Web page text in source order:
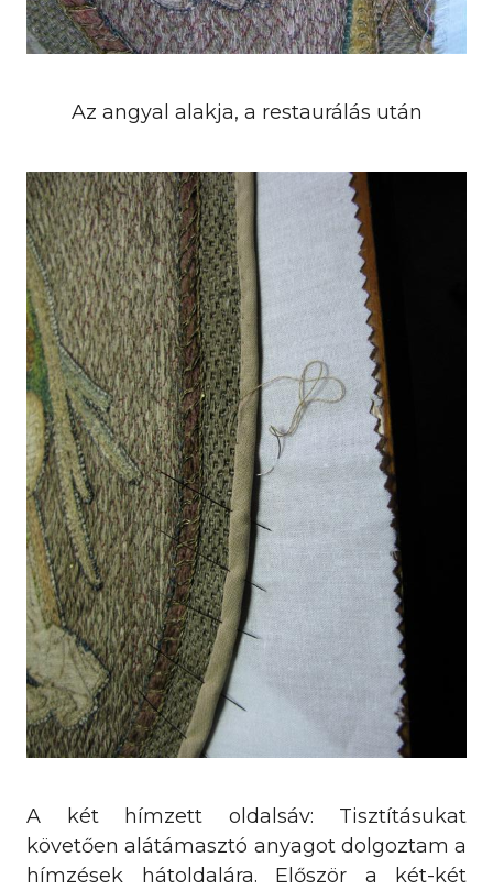
Az angyal alakja, a restaurálás után
A két hímzett oldalsáv: Tisztításukat
követően alátámasztó anyagot dolgoztam a
hímzések hátoldalára. Először a két-két